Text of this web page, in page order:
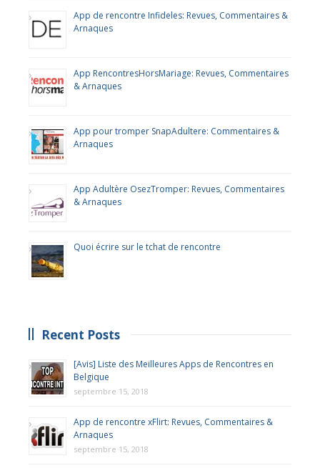
App de rencontre Infideles: Revues, Commentaires &
Arnaques
App RencontresHorsMariage: Revues, Commentaires
& Arnaques
App pour tromper SnapAdultere: Commentaires &
Arnaques
App Adultère OsezTromper: Revues, Commentaires
& Arnaques
Quoi écrire sur le tchat de rencontre
Recent Posts
[Avis] Liste des Meilleures Apps de Rencontres en
Belgique
septembre 15, 2018
App de rencontre xFlirt: Revues, Commentaires &
Arnaques
septembre 15, 2018